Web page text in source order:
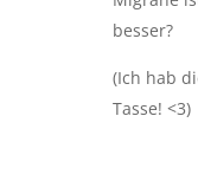
besser?
(Ich hab
Tasse! <3)